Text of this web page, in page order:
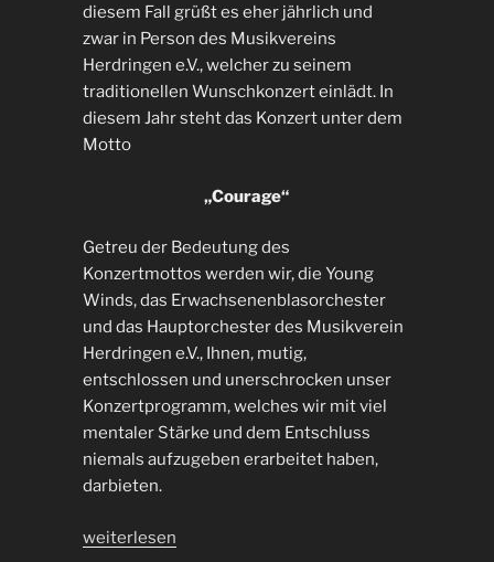
diesem Fall grüßt es eher jährlich und
zwar in Person des Musikvereins
Herdringen e.V., welcher zu seinem
traditionellen Wunschkonzert einlädt. In
diesem Jahr steht das Konzert unter dem
Motto
„Courage“
Getreu der Bedeutung des
Konzertmottos werden wir, die Young
Winds, das Erwachsenenblasorchester
und das Hauptorchester des Musikverein
Herdringen e.V., Ihnen, mutig,
entschlossen und unerschrocken unser
Konzertprogramm, welches wir mit viel
mentaler Stärke und dem Entschluss
niemals aufzugeben erarbeitet haben,
darbieten.
„Wunschkonzert
weiterlesen